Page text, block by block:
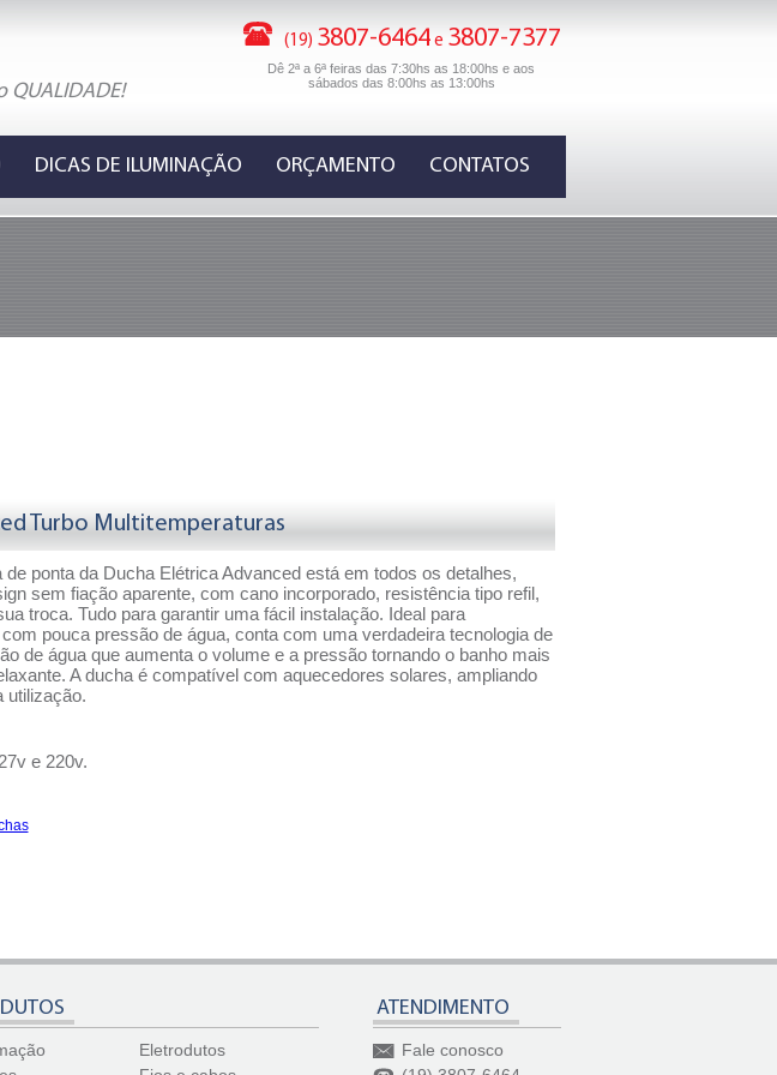
(19) 3807-6464e 3807-7377
Dê 2ª a 6ª feiras das 7:30hs as 18:00hs e aos
sábados das 8:00hs as 13:00hs
DICAS DE ILUMINAÇÃO ORÇAMENTO CONTATOS
Turbo Multitemperaturas
de ponta da Ducha Elétrica Advanced está em todos os detalhes,
sem fiação aparente, com cano incorporado, resistência tipo refil,
troca. Tudo para garantir uma fácil instalação. Ideal para
pouca pressão de água, conta com uma verdadeira tecnologia de
de água que aumenta o volume e a pressão tornando o banho mais
A ducha é compatível com aquecedores solares, ampliando
utilização.
e 220v.
Eletrodutos
ATENDIMENTO
Fale conosco